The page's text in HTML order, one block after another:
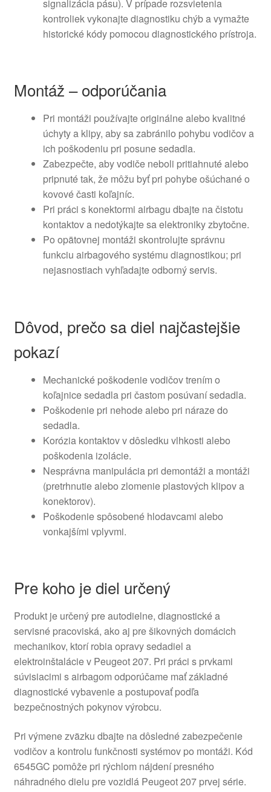
signalizácia pásu). V prípade rozsvietenia
kontroliek vykonajte diagnostiku chýb a vymažte
historické kódy pomocou diagnostického prístroja.
Montáž – odporúčania
Pri montáži používajte originálne alebo kvalitné
úchyty a klipy, aby sa zabránilo pohybu vodičov a
ich poškodeniu pri posune sedadla.
Zabezpečte, aby vodiče neboli pritiahnuté alebo
pripnuté tak, že môžu byť pri pohybe ošúchané o
kovové časti koľajníc.
Pri práci s konektormi airbagu dbajte na čistotu
kontaktov a nedotýkajte sa elektroniky zbytočne.
Po opätovnej montáži skontrolujte správnu
funkciu airbagového systému diagnostikou; pri
nejasnostiach vyhľadajte odborný servis.
Dôvod, prečo sa diel najčastejšie
pokazí
Mechanické poškodenie vodičov trením o
koľajnice sedadla pri častom posúvaní sedadla.
Poškodenie pri nehode alebo pri náraze do
sedadla.
Korózia kontaktov v dôsledku vlhkosti alebo
poškodenia izolácie.
Nesprávna manipulácia pri demontáži a montáži
(pretrhnutie alebo zlomenie plastových klipov a
konektorov).
Poškodenie spôsobené hlodavcami alebo
vonkajšími vplyvmi.
Pre koho je diel určený
Produkt je určený pre autodielne, diagnostické a
servisné pracoviská, ako aj pre šikovných domácich
mechanikov, ktorí robia opravy sedadiel a
elektroinštalácie v Peugeot 207. Pri práci s prvkami
súvisiacimi s airbagom odporúčame mať základné
diagnostické vybavenie a postupovať podľa
bezpečnostných pokynov výrobcu.
Pri výmene zväzku dbajte na dôsledné zabezpečenie
vodičov a kontrolu funkčnosti systémov po montáži. Kód
6545GC pomôže pri rýchlom nájdení presného
náhradného dielu pre vozidlá Peugeot 207 prvej série.